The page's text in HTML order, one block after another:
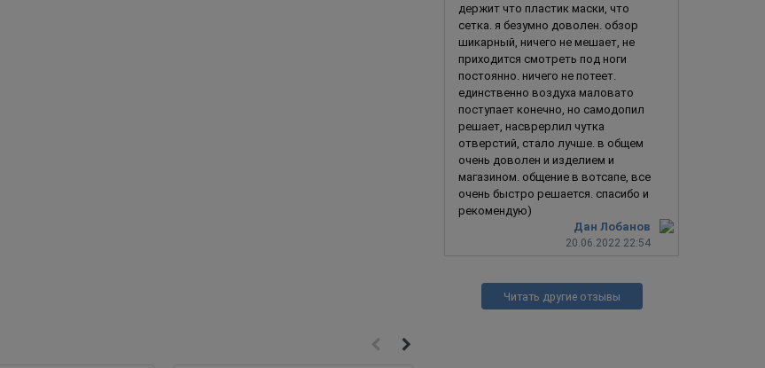
Дан Лобанов
20.06.2022 22:54
держит что пластик маски, что
сетка. я безумно доволен. обзор
шикарный, ничего не мешает, не
приходится смотреть под ноги
постоянно. ничего не потеет.
единственно воздуха маловато
поступает конечно, но самодопил
решает, насврерлил чутка
отверстий, стало лучше. в общем
очень доволен и изделием и
магазином. общение в вотсапе, все
очень быстро решается. спасибо и
рекомендую)
Читать другие отзывы